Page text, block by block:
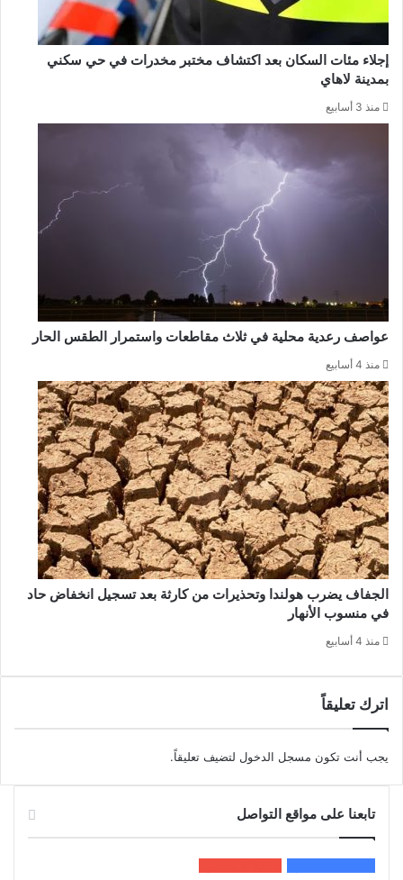
إجلاء مئات السكان بعد اكتشاف مختبر مخدرات في حي سكني
بمدينة لاهاي
منذ 3 أسابيع
عواصف رعدية محلية في ثلاث مقاطعات واستمرار الطقس الحار
منذ 4 أسابيع
الجفاف يضرب هولندا وتحذيرات من كارثة بعد تسجيل انخفاض حاد
في منسوب الأنهار
منذ 4 أسابيع
اترك تعليقاً
يجب أنت تكون مسجل الدخول لتضيف تعليقاً.
تابعنا على مواقع التواصل